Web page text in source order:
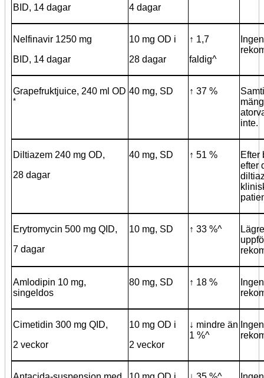
BID, 14 dagar
4 dagar
Nelfinavir 1250 mg
BID, 14 dagar
10 mg OD i
28 dagar
↑ 1,7
faldig^
Grapefruktjuice, 240 ml OD
*
40 mg, SD ↑ 37 %
inte.
Diltiazem 240 mg OD,
28 dagar
40 mg, SD ↑ 51 %
Efter
efter
Erytromycin 500 mg QID,
7 dagar
10 mg, SD ↑ 33 %^
Amlodipin 10 mg,
singeldos
80 mg, SD ↑ 18 %
Cimetidin 300 mg QID,
2 veckor
10 mg OD i
2 veckor
↓ mindre än
1 %^